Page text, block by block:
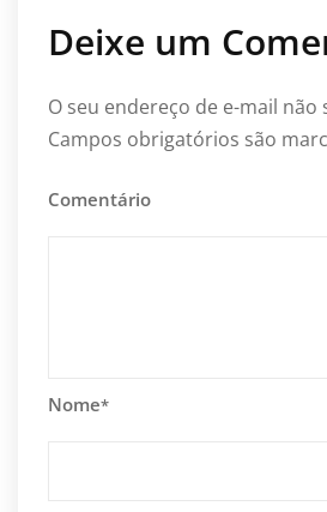
Deixe um
O seu endereço de e-mail não
Campos obrigatórios são
Comentário
Nome*